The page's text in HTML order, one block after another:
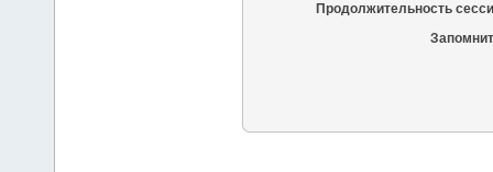
Продолжительность